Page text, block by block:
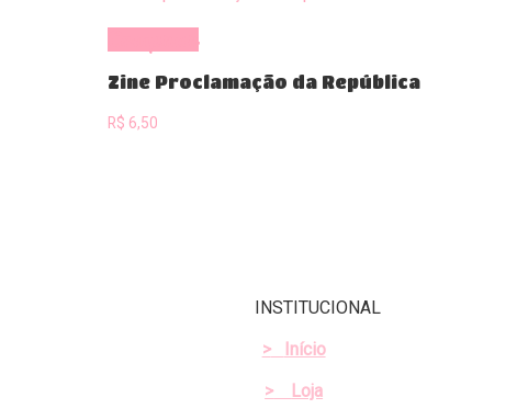
Zine Proclamação da República
R$ 6,50
INSTITUCIONAL
>
Início
>
Loja